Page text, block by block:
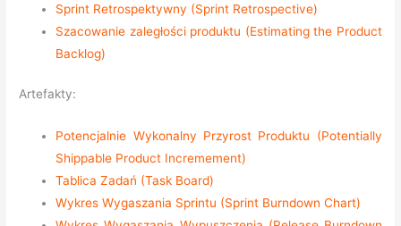
Sprint Retrospektywny (Sprint Retrospective)
Szacowanie zaległości produktu (Estimating the Product
Backlog)
Artefakty:
Potencjalnie Wykonalny Przyrost Produktu (Potentially
Shippable Product Incremement)
Tablica Zadań (Task Board)
Wykres Wygaszania Sprintu (Sprint Burndown Chart)